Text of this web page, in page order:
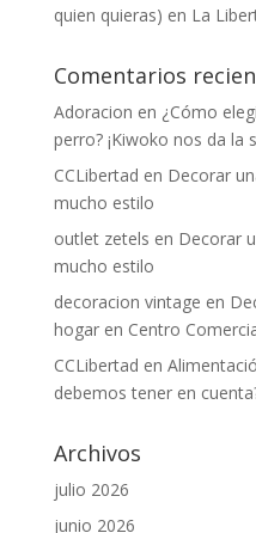
quien quieras) en La
Comentarios
Adoracion en ¿Cómo
perro? ¡Kiwoko nos da la
CCLibertad en Decorar
mucho estilo
outlet zetels en Decorar
mucho estilo
decoracion vintage en
hogar en Centro
CCLibertad en
debemos tener en
Archivos
julio 2026
junio 2026